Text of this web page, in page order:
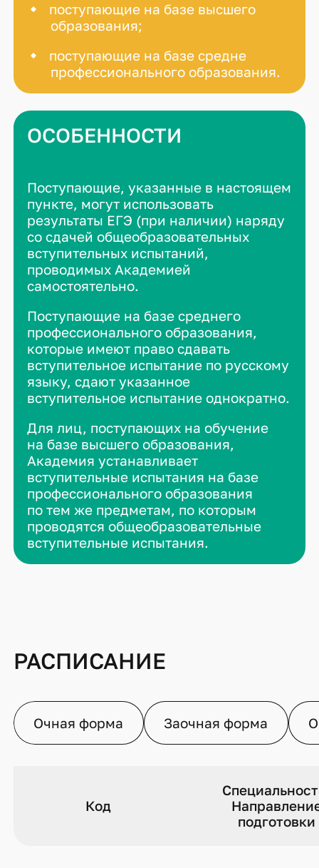
поступающие на базе высшего
образования;
поступающие на базе средне
профессионального образования.
ОСОБЕННОСТИ
Поступающие, указанные в настоящем
пункте, могут использовать
результаты ЕГЭ (при наличии) наряду
со сдачей общеобразовательных
вступительных испытаний,
проводимых Академией
самостоятельно.
Поступающие на базе среднего
профессионального образования,
которые имеют право сдавать
вступительное испытание по русскому
языку, сдают указанное
вступительное испытание однократно.
Для лиц, поступающих на обучение
на базе высшего образования,
Академия устанавливает
вступительные испытания на базе
профессионального образования
по тем же предметам, по которым
проводятся общеобразовательные
вступительные испытания.
РАСПИСАНИЕ
Очная форма Заочная форма
Код
подготовки